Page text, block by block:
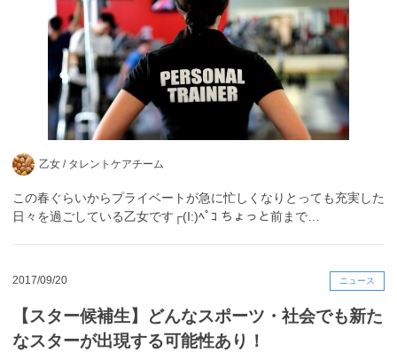
乙女 / タレントケアチーム
この春ぐらいからプライベートが急に忙しくなりとっても充実した
日々を過ごしている乙女です┌(I:)ﾍﾟｺ ちょっと前まで…
2017/09/20 ニュース
【スター候補生】どんなスポーツ・社会でも新た
なスターが出現する可能性あり！